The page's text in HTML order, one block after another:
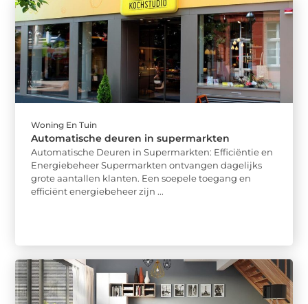
Woning En Tuin
Automatische deuren in supermarkten
Automatische Deuren in Supermarkten: Efficiëntie en
Energiebeheer Supermarkten ontvangen dagelijks
grote aantallen klanten. Een soepele toegang en
efficiënt energiebeheer zijn ...